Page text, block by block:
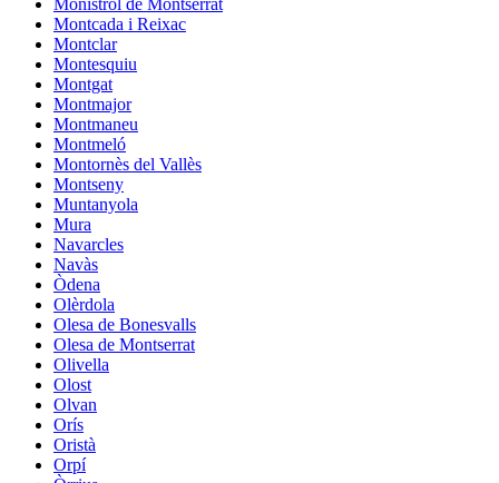
Montcada i Reixac
Montclar
Montesquiu
Montgat
Montmajor
Montmaneu
Montmeló
Montornès del Vallès
Montseny
Muntanyola
Mura
Navarcles
Navàs
Òdena
Olèrdola
Olesa de Bonesvalls
Olesa de Montserrat
Olivella
Olost
Olvan
Orís
Oristà
Orpí